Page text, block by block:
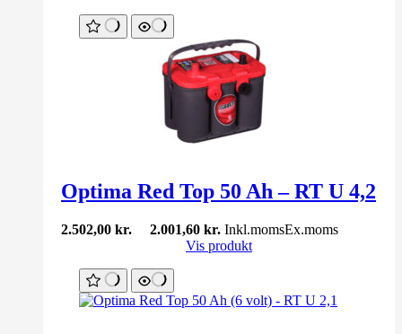
Optima Red Top 50 Ah – RT U 4,2
2.502,00 kr. 2.001,60 kr. Inkl.momsEx.moms
Vis produkt